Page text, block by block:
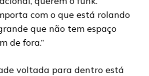
com o que está rolando
que não tem espaço
de fora.”
voltada para dentro está